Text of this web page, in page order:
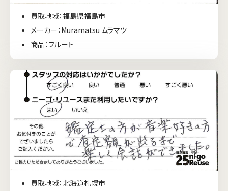
買取地域：福島県福島市
メーカー：Muramatsu ムラマツ
商品：フルート
買取地域：北海道札幌市